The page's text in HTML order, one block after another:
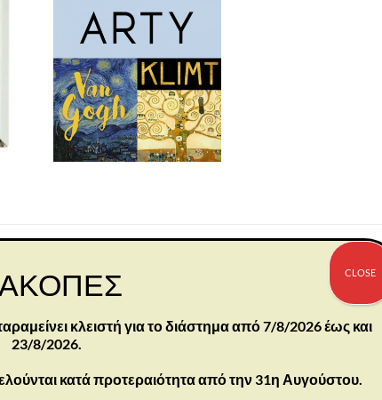
κλειστή για το διάστημα από 7/8/2026 έως και
23/8/2026.
κατά προτεραιότητα από την 31η Αυγούστου.
CLOSE